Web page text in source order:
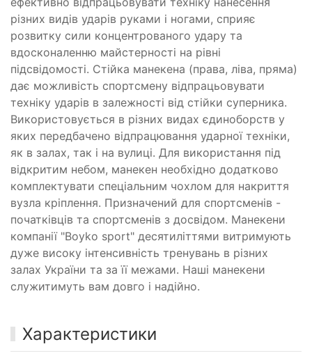
різних видів ударів руками і ногами, сприяє
розвитку сили концентрованого удару та
вдосконаленню майстерності на рівні
підсвідомості. Стійка манекена (права, ліва, пряма)
дає можливість спортсмену відпрацьовувати
техніку ударів в залежності від стійки суперника.
Використовується в різних видах єдиноборств у
яких передбачено відпрацювання ударної техніки,
як в залах, так і на вулиці. Для використання під
відкритим небом, манекен необхідно додатково
комплектувати спеціальним чохлом для накриття
вузла кріплення. Призначений для спортсменів -
початківців та спортсменів з досвідом. Манекени
компанії "Boyko sport" десятиліттями витримують
дуже високу інтенсивність тренувань в різних
залах України та за її межами. Наші манекени
служитимуть вам довго і надійно.
Характеристики